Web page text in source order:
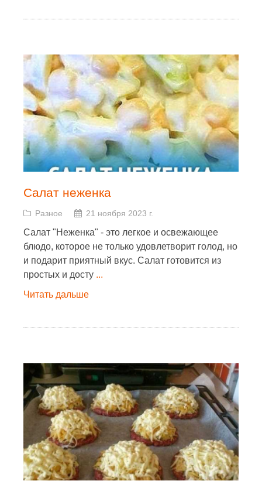
Салат неженка
Разное 21 ноября 2023 г.
Салат "Неженка" - это легкое и освежающее
блюдо, которое не только удовлетворит голод, но
и подарит приятный вкус. Салат готовится из
простых и досту ...
Читать дальше